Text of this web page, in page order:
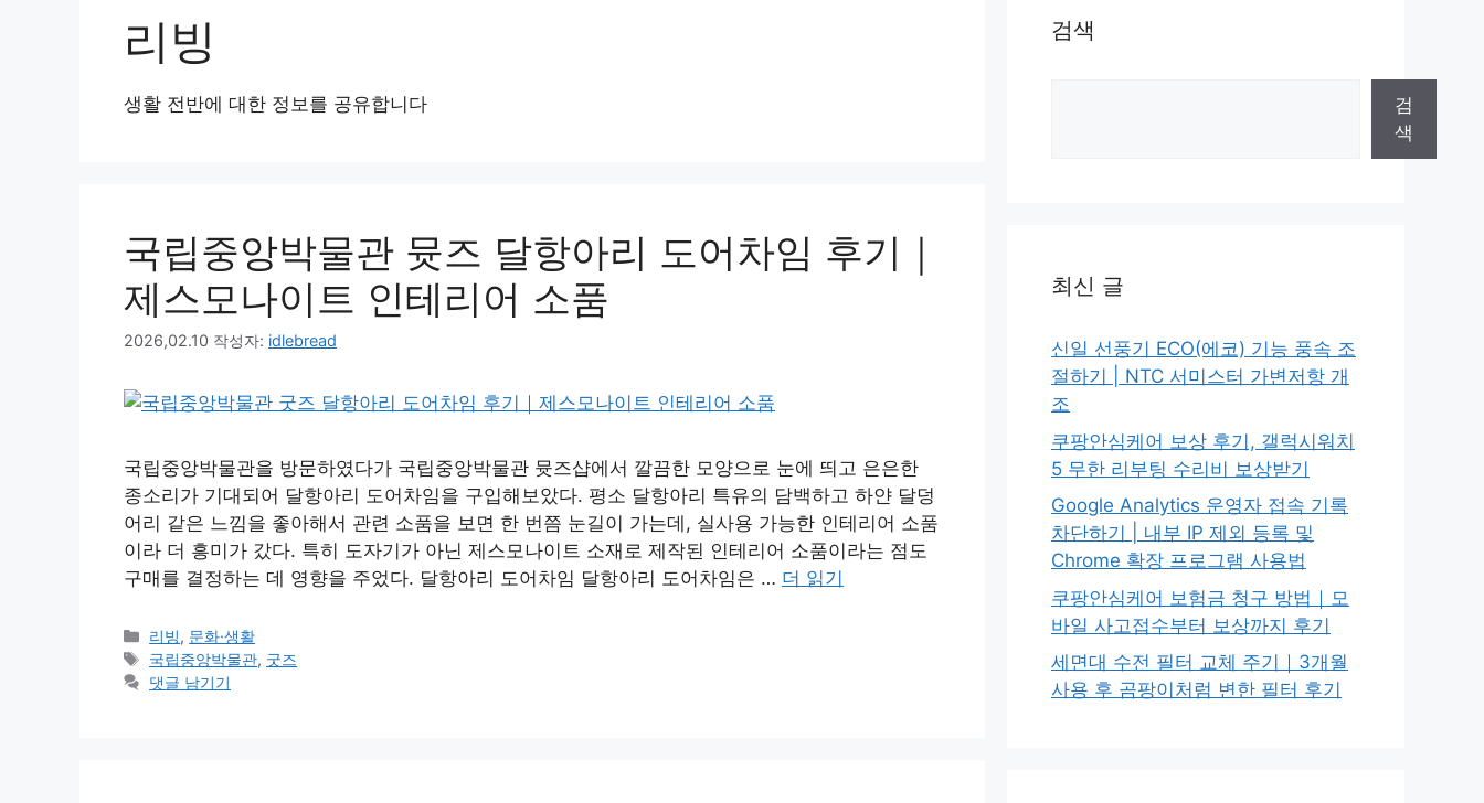
리빙
생활 전반에 대한 정보를 공유합니다
국립중앙박물관 뮷즈 달항아리 도어차임 후기｜
제스모나이트 인테리어 소품
2026,02.10 작성자: idlebread
국립중앙박물관을 방문하였다가 국립중앙박물관 뮷즈샵에서 깔끔한 모양으로 눈에 띄고 은은한
종소리가 기대되어 달항아리 도어차임을 구입해보았다. 평소 달항아리 특유의 담백하고 하얀 달덩
어리 같은 느낌을 좋아해서 관련 소품을 보면 한 번쯤 눈길이 가는데, 실사용 가능한 인테리어 소품
이라 더 흥미가 갔다. 특히 도자기가 아닌 제스모나이트 소재로 제작된 인테리어 소품이라는 점도
구매를 결정하는 데 영향을 주었다. 달항아리 도어차임 달항아리 도어차임은 … 더 읽기
카
테
고
리빙, 문화·생활
태
그
국립중앙박물관, 굿즈
댓글 남기기
검색
검
색
최신 글
신일 선풍기 ECO(에코) 기능 풍속 조
절하기 | NTC 서미스터 가변저항 개
조
쿠팡안심케어 보상 후기, 갤럭시워치
5 무한 리부팅 수리비 보상받기
Google Analytics 운영자 접속 기록
차단하기 | 내부 IP 제외 등록 및
Chrome 확장 프로그램 사용법
쿠팡안심케어 보험금 청구 방법｜모
바일 사고접수부터 보상까지 후기
세면대 수전 필터 교체 주기｜3개월
사용 후 곰팡이처럼 변한 필터 후기